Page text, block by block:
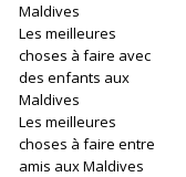
Maldives
Les meilleures
choses à faire avec
des enfants aux
Maldives
Les meilleures
choses à faire entre
amis aux Maldives